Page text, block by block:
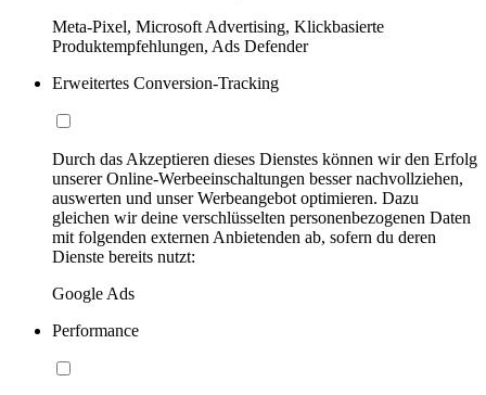
Meta-Pixel, Microsoft Advertising, Klickbasierte
Produktempfehlungen, Ads Defender
Erweitertes Conversion-Tracking
Durch das Akzeptieren dieses Dienstes können wir den Erfolg
unserer Online-Werbeeinschaltungen besser nachvollziehen,
auswerten und unser Werbeangebot optimieren. Dazu
gleichen wir deine verschlüsselten personenbezogenen Daten
mit folgenden externen Anbietenden ab, sofern du deren
Dienste bereits nutzt:
Google Ads
Performance